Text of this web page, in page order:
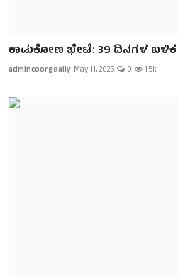
ಕಾಡುಕೋಣ ಭೇಟೆ: 39 ದಿನಗಳ
admincoorgdaily May 11, 2025 0 1.5k